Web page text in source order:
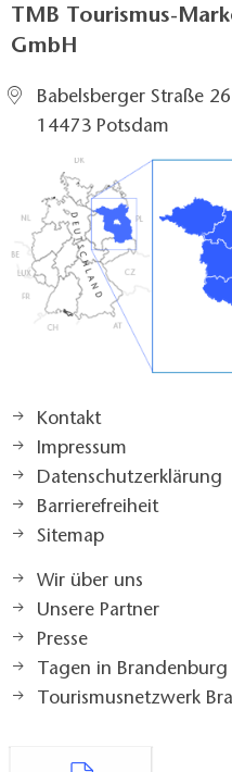
TMB Tourismus-
GmbH
Babelsberger Straße 26
14473 Potsdam
Kontakt
Impressum
Datenschutzerklärung
Barrierefreiheit
Sitemap
Wir über uns
Unsere Partner
Presse
Tagen in Brandenburg
Tourismusnetzwerk